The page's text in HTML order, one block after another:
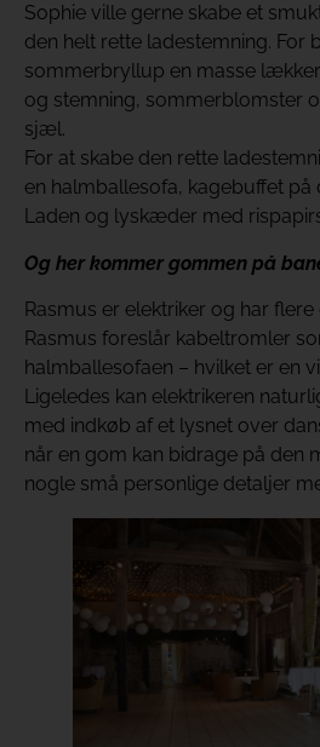
Sophie ville gerne skabe et
den helt rette ladestemning. For
sommerbryllup en masse
og stemning, sommerblomster
sjæl.
For at skabe den rette
en halmballesofa, kagebuffet på
Laden og lyskæder med
Og her kommer gommen på
Rasmus er elektriker og har
Rasmus foreslår kabeltromler
halmballesofaen – hvilket er en
Ligeledes kan elektrikeren
med indkøb af et lysnet over
når en gom kan bidrage på den
nogle små personlige detaljer